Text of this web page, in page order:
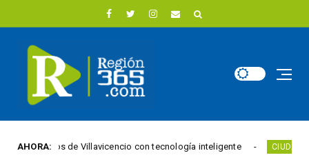
AHORA:de Villavicencio con tecnología inteligente CIUDAD ACTIVA